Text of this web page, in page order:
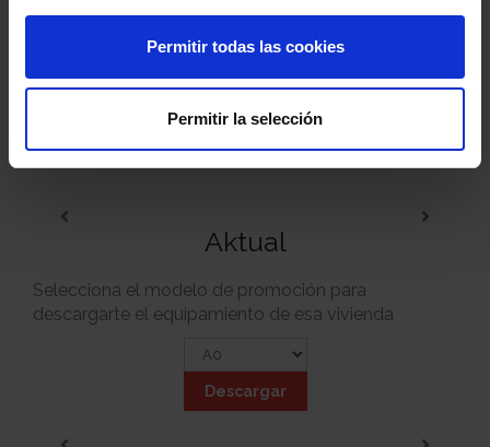
Permitir todas las cookies
Permitir la selección
Mobiliario opcional
Aktual
Selecciona el modelo de promoción para
descargarte el equipamiento de esa vivienda
Descargar